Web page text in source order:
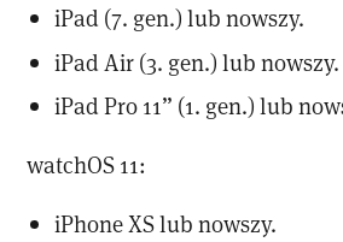
iPad (7. gen.) lub nowszy.
iPad Air (3. gen.) lub nowszy.
iPad Pro 11” (1. gen.) lub
watchOS 11:
iPhone XS lub nowszy.